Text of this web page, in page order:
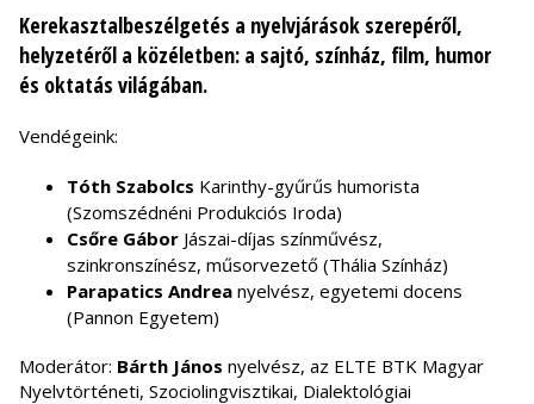
Kerekasztalbeszélgetés a nyelvjárások szerepéről,
helyzetéről a közéletben: a sajtó, színház, film, humor
és oktatás világában.
Vendégeink:
Tóth Szabolcs Karinthy-gyűrűs humorista
(Szomszédnéni Produkciós Iroda)
Csőre Gábor Jászai-díjas színművész,
szinkronszínész, műsorvezető (Thália Színház)
Parapatics Andrea nyelvész, egyetemi docens
(Pannon Egyetem)
Moderátor: Bárth János nyelvész, az ELTE BTK Magyar
Nyelvtörténeti, Szociolingvisztikai, Dialektológiai